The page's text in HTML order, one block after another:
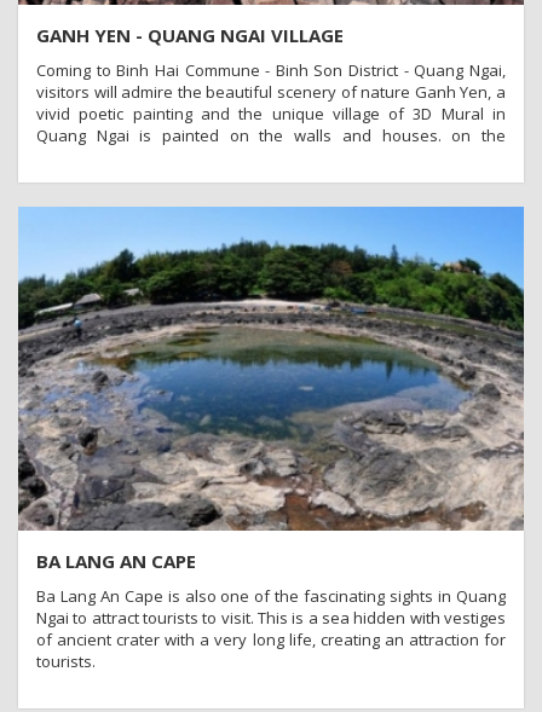
GANH YEN - QUANG NGAI VILLAGE
Coming to Binh Hai Commune - Binh Son District - Quang Ngai,
visitors will admire the beautiful scenery of nature Ganh Yen, a
vivid poetic painting and the unique village of 3D Mural in
Quang Ngai is painted on the walls and houses. on the
central region and the whole country.
BA LANG AN CAPE
Ba Lang An Cape is also one of the fascinating sights in Quang
Ngai to attract tourists to visit. This is a sea hidden with vestiges
of ancient crater with a very long life, creating an attraction for
tourists.